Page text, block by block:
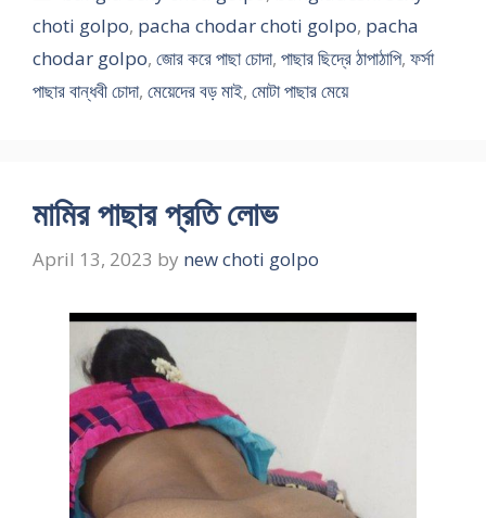
choti golpo, pacha chodar choti golpo, pacha
chodar golpo, জোর করে পাছা চোদা, পাছার ছিদ্রে ঠাপাঠাপি, ফর্সা
পাছার বান্ধবী চোদা, মেয়েদের বড় মাই, মোটা পাছার মেয়ে
মামির পাছার প্রতি লোভ
April 13, 2023 by new choti golpo